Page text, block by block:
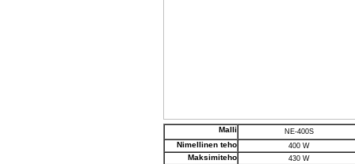
Malli NE-400S
Nimellinen teho 400 W
Maksimiteho 430 W